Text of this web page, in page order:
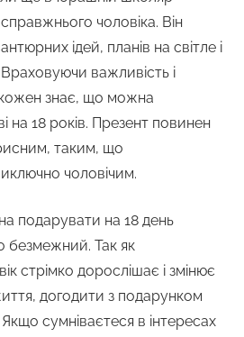
чоловіка. Він
ідей, планів на світле і
важливість і
кожен знає, що можна
на 18 років. Презент повинен
таким, що
чоловічим.
подарувати на 18 день
безмежний. Так як
стрімко дорослішає і змінює
догодити з подарунком
сумніваєтеся в інтересах